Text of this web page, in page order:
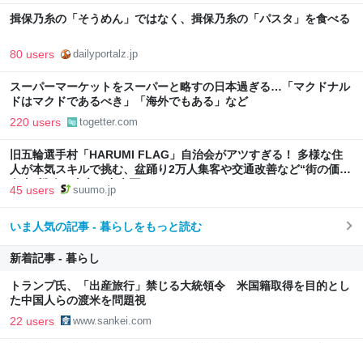
揖保乃糸の「そうめん」ではなく、揖保乃糸の「パスタ」を食べる
80 users dailyportalz.jp
スーパーマーケットをスーパーと略すの日本過ぎる…「マクドナル
ドはマクドであるべき」「海外でもある」など
220 users togetter.com
旧五輪選手村「HARUMI FLAG」自治会がアツすぎる！ 多様な住
人が本気スキルで挑む、盆踊り2万人集客や交通改善など“街の価値
向上”戦略 東京・中央区
45 users suumo.jp
いま人気の記事 - 暮らしをもっと読む
新着記事 - 暮らし
トランプ氏、「出産旅行」禁じる大統領令 米国籍取得を目的とし
た中国人らの渡米を問題視
22 users www.sankei.com